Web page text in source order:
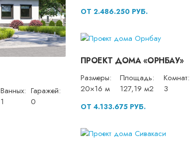
Ванных:
1
Гаражей:
0
ОТ 2.486.250 РУБ.
ПРОЕКТ ДОМА «ОРНБАУ»
Размеры:
20×16 м
Площадь:
127,19 м2
Комнат:
3
ОТ 4.133.675 РУБ.